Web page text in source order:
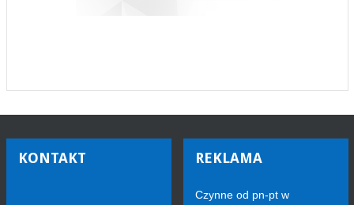
KONTAKT REKLAMA
Czynne od pn-pt w